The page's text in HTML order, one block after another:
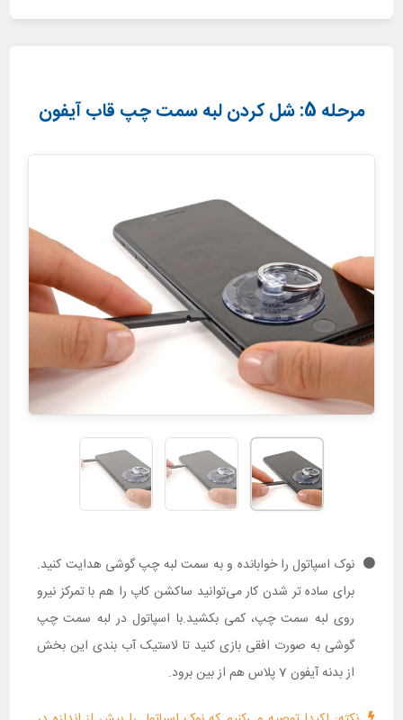
مرحله 5: شل کردن لبه سمت چپ قاب آیفون
نوک اسپاتول را خوابانده و به سمت لبه چپ گوشی هدایت کنید.
برای ساده تر شدن کار می‌توانید ساکشن کاپ را هم با تمرکز نیرو
روی لبه سمت چپ، کمی بکشید.با اسپاتول در لبه سمت چپ
گوشی به صورت افقی بازی کنید تا لاستیک آب بندی این بخش
از بدنه آیفون 7 پلاس هم از بین برود.